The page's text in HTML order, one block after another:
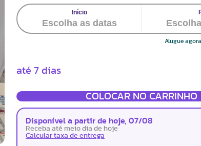
Alugue
até 7 dias
COLOCAR NO CARRINHO
Disponível a partir de hoje, 07/08
Receba até meio dia de hoje
Calcular taxa de entrega